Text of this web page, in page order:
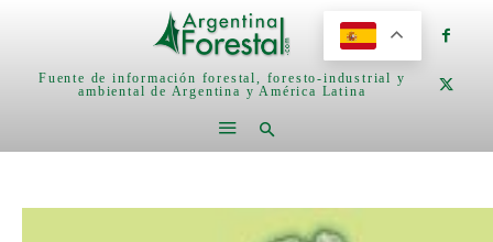
Fuente de información forestal, foresto-industrial y
ambiental de Argentina y América Latina